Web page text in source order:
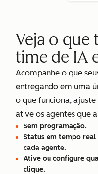
Veja o que
time de IA
Acompanhe o que
entregando em uma
o que funciona,
ative os agentes que
Sem programação.
Status em tempo
cada agente.
Ative ou configure
clique.